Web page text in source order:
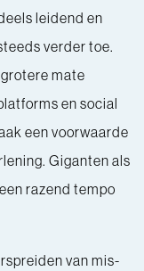
leidend en
verder toe.
mate
en social
een voorwaarde
Giganten als
razend tempo
van mis-